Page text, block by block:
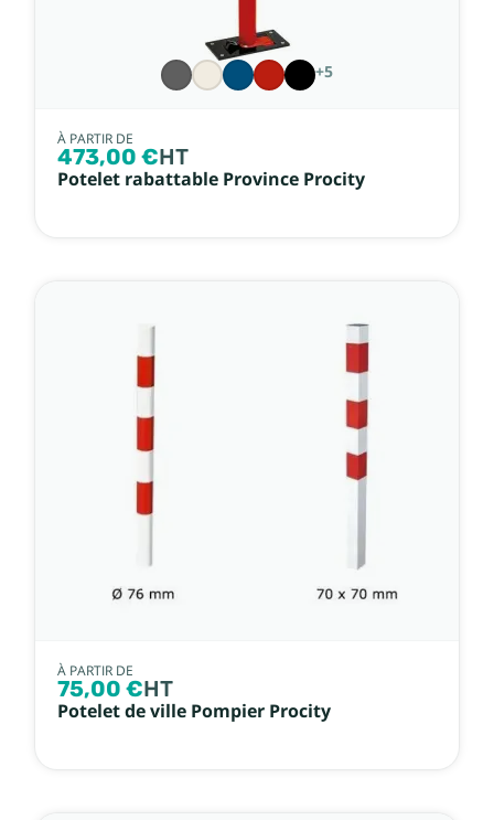
+5
À PARTIR DE
473,00 €HT
Potelet rabattable Province Procity
À PARTIR DE
75,00 €HT
Potelet de ville Pompier Procity